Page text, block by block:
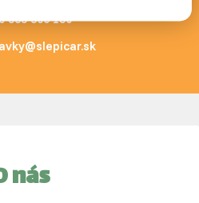
383 800 130
nás